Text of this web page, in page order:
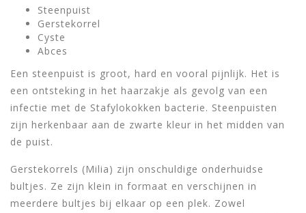
Steenpuist
Gerstekorrel
Cyste
Abces
Een steenpuist is groot, hard en vooral pijnlijk. Het is
een ontsteking in het haarzakje als gevolg van een
infectie met de Stafylokokken bacterie. Steenpuisten
zijn herkenbaar aan de zwarte kleur in het midden van
de puist.
Gerstekorrels (Milia) zijn onschuldige onderhuidse
bultjes. Ze zijn klein in formaat en verschijnen in
meerdere bultjes bij elkaar op een plek. Zowel